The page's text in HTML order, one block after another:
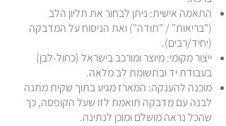
התאמה אישית: ניתן לבחור את תליון הלב
("בריאות" / "תודה") ואת הניסוח על המדבקה
(יחיד/רבים).
ייצור מקומי: מיוצר ומורכב בישראל (כחול-לבן)
בעבודת יד ובתשומת לב מלאה.
מוכנה להענקה: המארז מגיע בתוך שקית מתנה
לבנה עם מדבקה תואמת לזו שעל הקופסה, כך
שהכל נראה מושלם ומוכן לנתינה.